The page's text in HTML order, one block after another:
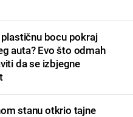
bocu pokraj
auta? Evo što odmah
da se izbjegne
stanu otkrio tajne